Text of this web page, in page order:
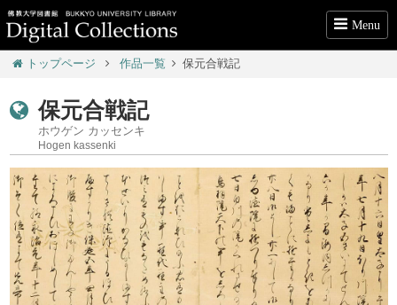
Menu
トップページ 作品一覧 保元合戦記
保元合戦記
ホウゲン カッセンキ
Hogen kassenki